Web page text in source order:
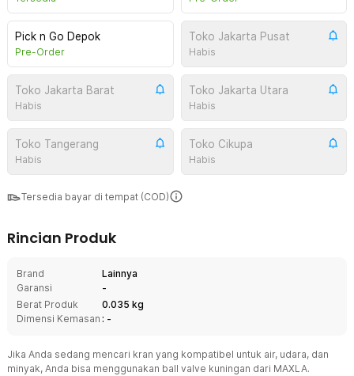
Pick n Go Depok
Pre-Order
Toko Jakarta Pusat
Habis
Toko Jakarta Barat
Habis
Toko Jakarta Utara
Habis
Toko Tangerang
Habis
Toko Cikupa
Habis
Tersedia bayar di tempat (COD)
Rincian Produk
Brand
Lainnya
Garansi
-
Berat Produk
0.035 kg
Dimensi Kemasan : -
Jika Anda sedang mencari kran yang kompatibel untuk air, udara, dan
minyak, Anda bisa menggunakan ball valve kuningan dari MAXLA.